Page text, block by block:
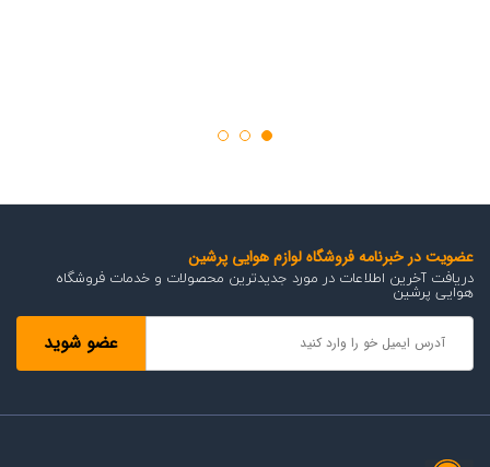
عضویت در خبرنامه فروشگاه لوازم هوایی پرشین
دریافت آخرین اطلاعات در مورد جدیدترین محصولات و خدمات فروشگاه
هوایی پرشین